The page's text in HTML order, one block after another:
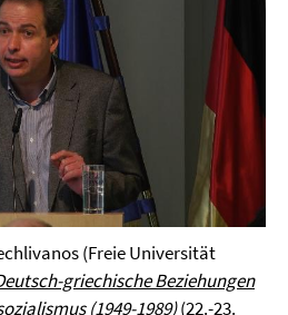
(Freie Universität
griechische Beziehungen
(1949-1989)(22.-23.